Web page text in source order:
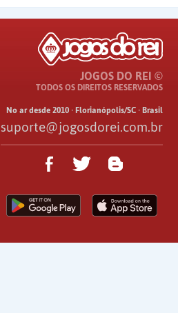
JOGOS DO REI ©
TODOS OS DIREITOS RESERVADOS
No ar desde 2010 · Florianópolis/SC · Brasil
suporte@jogosdorei.com.br